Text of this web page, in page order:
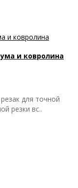
и ковролина
для точной
резки вс..